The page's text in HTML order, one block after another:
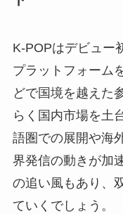
K-POPはデビュー
プラットフォーム
どで国境を越えた
らく国内市場を土
語圏での展開や海
界発信の動きが加
の追い風もあり、
ていくでしょう。